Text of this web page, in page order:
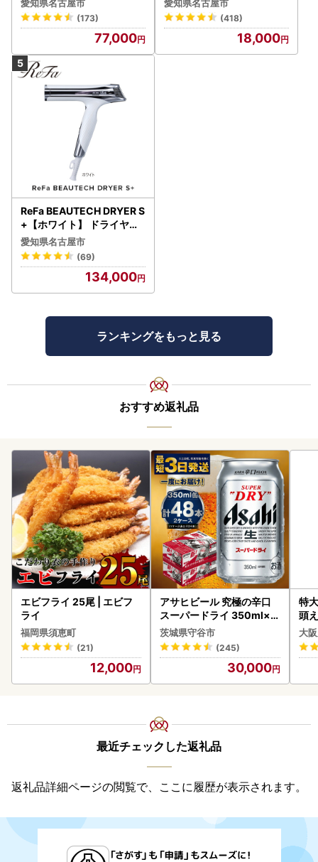
愛知県名古屋市
(173)
77,000
愛知県名古屋市
(418)
18,000
ReFa BEAUTECH DRYER S
+【ホワイト】 ドライヤー
美容 家電 ドライヤー リフ
ァ
愛知県名古屋市
(69)
134,000
ランキングをもっと見る
おすすめ返礼品
エビフライ 25尾 | エビフ
ライ
福岡県須恵町
(21)
12,000
アサヒビール 究極の辛口
スーパードライ 350ml×4
8本 ビール
茨城県守谷市
(245)
30,000
特
頭
大
最近チェックした返礼品
返礼品詳細ページの閲覧で、ここに履歴が表示されます。